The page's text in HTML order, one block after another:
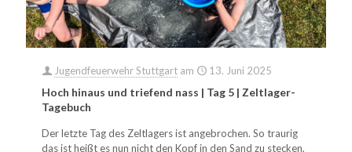
Jugendfeuerwehr Stuttgart am 13. Juni 2025
Hoch hinaus und triefend nass | Tag 5 | Zeltlager-
Tagebuch
Der letzte Tag des Zeltlagers ist angebrochen. So traurig
das ist heißt es nun nicht den Kopf in den Sand zu stecken,